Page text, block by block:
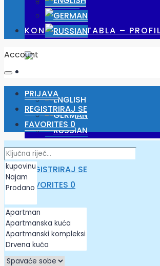
KONTROLNA TABLA –
PRIJAVA
REGISTRIRAJ SE
FAVORITES 0
Account
PRIJAVA
REGISTRIRAJ SE
FAVORITES 0